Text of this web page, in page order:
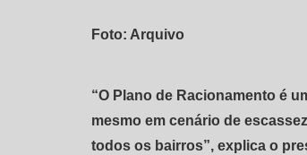
Foto: Arquivo
“O Plano de Racionamento é
mesmo em cenário de
todos os bairros”, explica o